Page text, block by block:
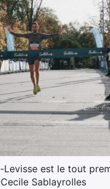
Levisse est le tout
Sablayrolles